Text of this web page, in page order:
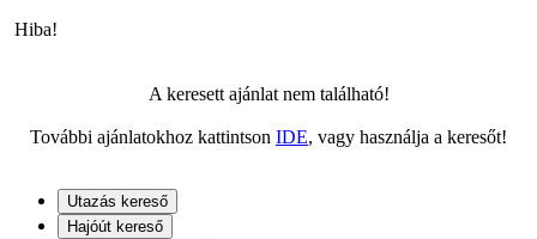
Hiba!
A keresett ajánlat nem található!
További ajánlatokhoz kattintson IDE, vagy használja a keresőt!
Utazás kereső
Hajóút kereső